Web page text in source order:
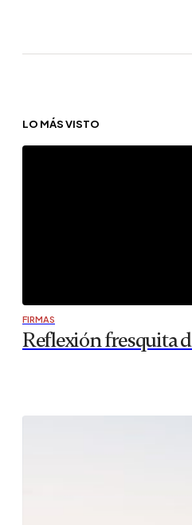
LO MÁS VISTO
FIRMAS
Reflexión fresquita